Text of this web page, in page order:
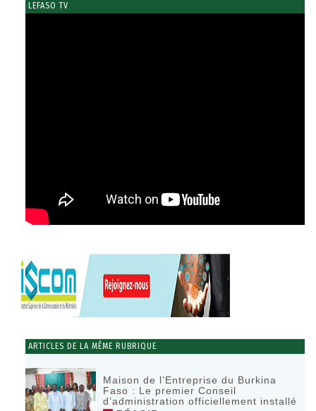
LEFASO TV
ARTICLES DE LA MÊME RUBRIQUE
Maison de l’Entreprise du Burkina
Faso : Le premier Conseil
d’administration officiellement installé